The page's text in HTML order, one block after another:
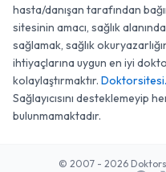
hasta/danışan tarafından
sitesinin amacı, sağlık
sağlamak, sağlık
ihtiyaçlarına uygun en iyi
kolaylaştırmaktır.
Sağlayıcısını desteklemeyip
bulunmamaktadır.
© 2007 - 2026